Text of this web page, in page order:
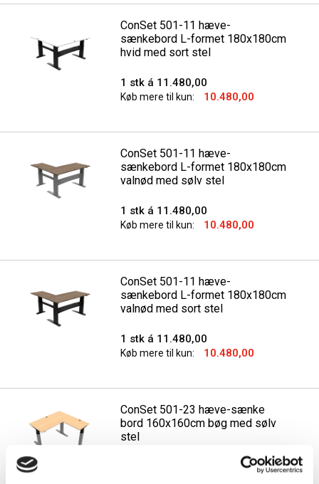
ConSet 501-11 hæve-
sænkebord L-formet 180x180cm
hvid med sort stel
1 stk á 11.480,00
Køb mere til kun: 10.480,00
ConSet 501-11 hæve-
sænkebord L-formet 180x180cm
valnød med sølv stel
1 stk á 11.480,00
Køb mere til kun: 10.480,00
ConSet 501-11 hæve-
sænkebord L-formet 180x180cm
valnød med sort stel
1 stk á 11.480,00
Køb mere til kun: 10.480,00
ConSet 501-23 hæve-sænke
bord 160x160cm bøg med sølv
stel